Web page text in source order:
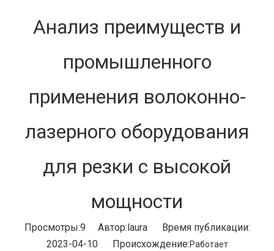
Анализ преимуществ и
промышленного
применения волоконно-
лазерного оборудования
для резки с высокой
мощности
Просмотры:9 Автор:laura Время публикации:
2023-04-10 Происхождение:Работает